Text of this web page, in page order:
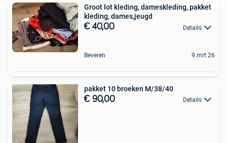
Groot lot kleding, dameskleding, pakket
kleding, dames,jeugd
€ 40,00 Details
Beveren 9 mrt 26
pakket 10 broeken M/38/40
€ 90,00 Details